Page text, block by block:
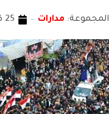
المجموعة: مدارات 25 كانون1/ديسمبر 2019